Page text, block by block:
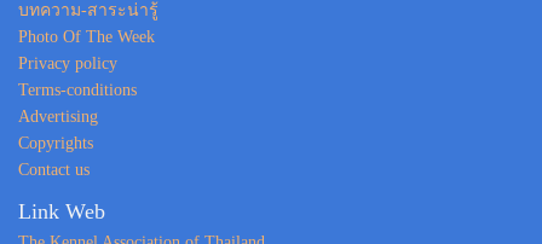
บทความ-สาระน่ารู้
Photo Of The Week
Privacy policy
Terms-conditions
Advertising
Copyrights
Contact us
Link Web